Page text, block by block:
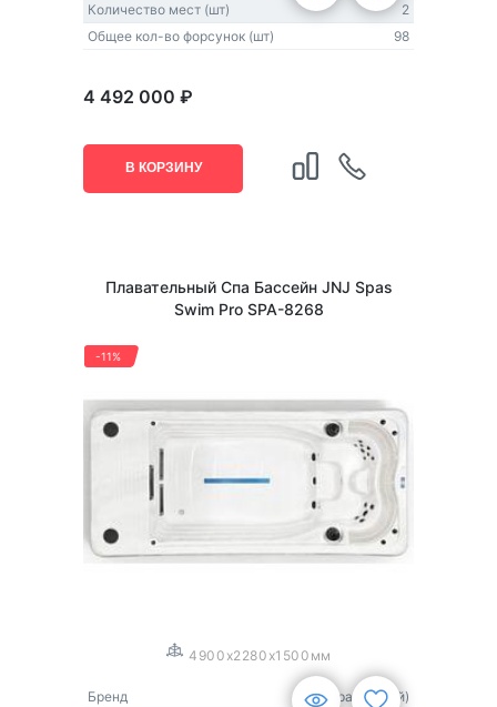
Количество мест (шт)
2
Общее кол-во форсунок (шт)
98
4 492 000 ₽
В КОРЗИНУ
Плавательный Спа Бассейн JNJ Spas
Swim Pro SPA-8268
-11%
4900x2280x1500мм
Бренд
JNJ Spas (Китай)